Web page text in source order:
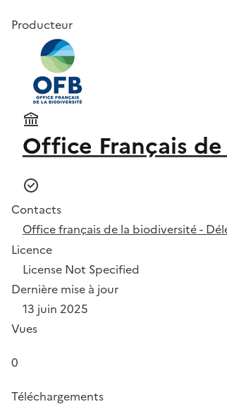
Producteur
Office Français
Contacts
Office français de la biodiversité -
Licence
License Not Specified
Dernière mise à jour
13 juin 2025
Vues
0
Téléchargements